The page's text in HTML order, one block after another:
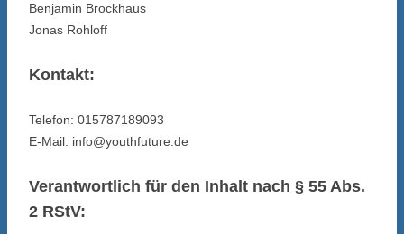
Benjamin Brockhaus
Jonas Rohloff
Kontakt:
Telefon: 015787189093
E-Mail: info@youthfuture.de
Verantwortlich für den Inhalt nach § 55 Abs.
2 RStV: